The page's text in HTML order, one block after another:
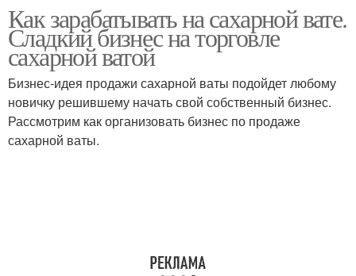
Как зарабатывать на сахарной вате.
Сладкий бизнес на торговле
сахарной ватой
Бизнес-идея продажи сахарной ваты подойдет любому
новичку решившему начать свой собственный бизнес.
Рассмотрим как организовать бизнес по продаже
сахарной ваты.